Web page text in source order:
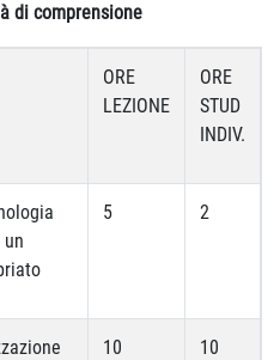
di comprensione
ORE
LEZIONE
ORE
STUD
INDIV.
5 2
10 10